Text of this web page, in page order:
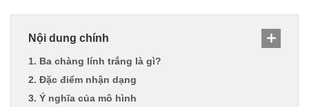
Nội dung chính
1. Ba chàng lính trắng là gì?
2. Đặc điểm nhận dạng
3. Ý nghĩa của mô hình